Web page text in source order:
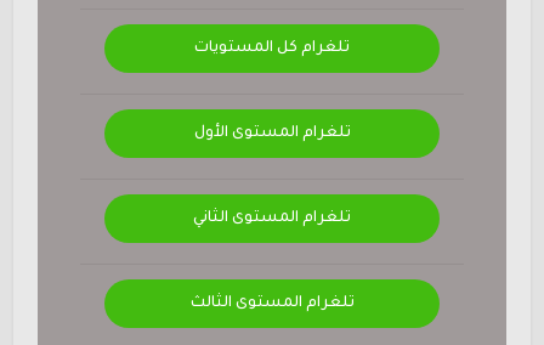
تلغرام كل المستويات
تلغرام المستوى الأول
تلغرام المستوى الثاني
تلغرام المستوى الثالث